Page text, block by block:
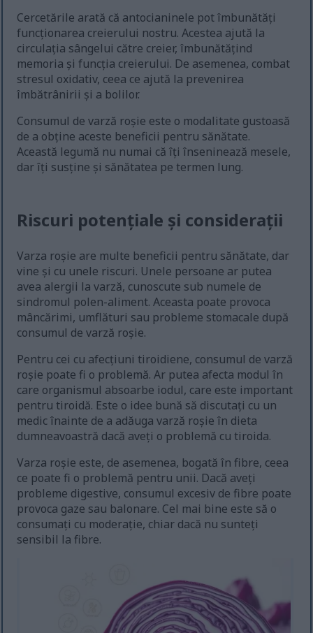
Cercetările arată că antocianinele pot îmbunătăți
funcționarea creierului nostru. Acestea ajută la
circulația sângelui către creier, îmbunătățind
memoria și funcția creierului. De asemenea, combat
stresul oxidativ, ceea ce ajută la prevenirea
îmbătrânirii și a bolilor.
Consumul de varză roșie este o modalitate gustoasă
de a obține aceste beneficii pentru sănătate.
Această legumă nu numai că îți înseninează mesele,
dar îți susține și sănătatea pe termen lung.
Riscuri potențiale și considerații
Varza roșie are multe beneficii pentru sănătate, dar
vine și cu unele riscuri. Unele persoane ar putea
avea alergii la varză, cunoscute sub numele de
sindromul polen-aliment. Aceasta poate provoca
mâncărimi, umflături sau probleme stomacale după
consumul de varză roșie.
Pentru cei cu afecțiuni tiroidiene, consumul de varză
roșie poate fi o problemă. Ar putea afecta modul în
care organismul absoarbe iodul, care este important
pentru tiroidă. Este o idee bună să discutați cu un
medic înainte de a adăuga varză roșie în dieta
dumneavoastră dacă aveți o problemă cu tiroida.
Varza roșie este, de asemenea, bogată în fibre, ceea
ce poate fi o problemă pentru unii. Dacă aveți
probleme digestive, consumul excesiv de fibre poate
provoca gaze sau balonare. Cel mai bine este să o
consumați cu moderație, chiar dacă nu sunteți
sensibil la fibre.